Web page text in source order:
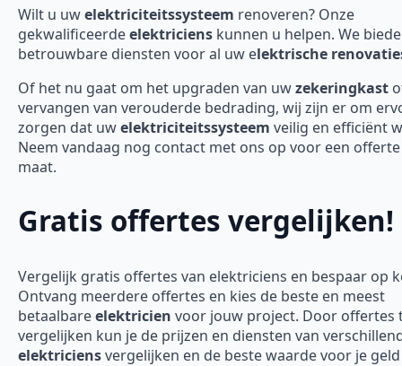
Wilt u uwelektriciteitssysteem renoveren? Onze
gekwalificeerdeelektriciens kunnen u helpen. We
betrouwbare diensten voor al uw elektrische
Of het nu gaat om het upgraden van uwzekeringkast
vervangen van verouderde bedrading, wij zijn er om
zorgen dat uwelektriciteitssysteem veilig en efficiënt
Neem vandaag nog contact met ons op voor een
maat.
Gratis offertes vergelijken!
Vergelijk gratis offertes van elektriciens en bespaar op
Ontvang meerdere offertes en kies de beste en meest
betaalbareelektricien voor jouw project. Door offertes
vergelijken kun je de prijzen en diensten van
elektriciensvergelijken en de beste waarde voor je